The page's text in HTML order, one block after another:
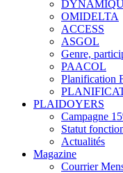
OMIDELTA
ACCESS
ASGOL
Genre,
PAACOL
Planification
PLAIDOYERS
Campagne
Statut
Actualités
Magazine
Courrier